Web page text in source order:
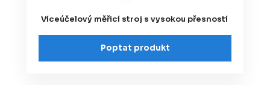
Víceúčelový měřicí stroj s vysokou přesností
Poptat produkt